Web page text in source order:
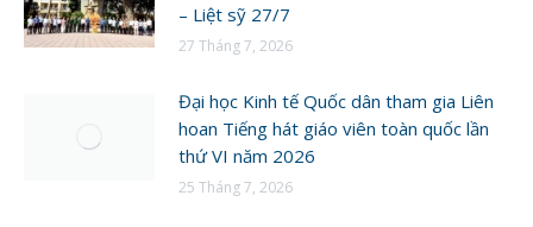
– Liệt sỹ 27/7
27 Tháng 7, 2026
Đại học Kinh tế Quốc dân tham gia Liên
hoan Tiếng hát giáo viên toàn quốc lần
thứ VI năm 2026
25 Tháng 7, 2026